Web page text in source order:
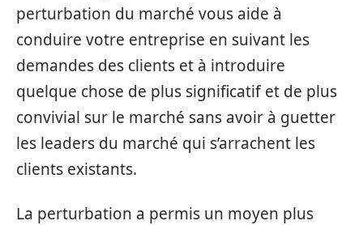
perturbation du marché vous aide à
conduire votre entreprise en suivant les
demandes des clients et à introduire
quelque chose de plus significatif et de plus
convivial sur le marché sans avoir à guetter
les leaders du marché qui s’arrachent les
clients existants.
La perturbation a permis un moyen plus